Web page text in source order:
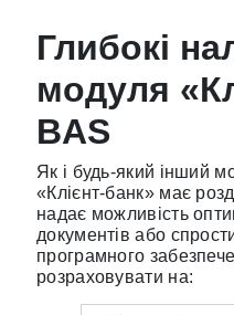
Глибокі
модуля
BAS
Як і будь-який інший
«Клієнт-банк» має
надає можливість
документів або
програмного
розраховувати на: